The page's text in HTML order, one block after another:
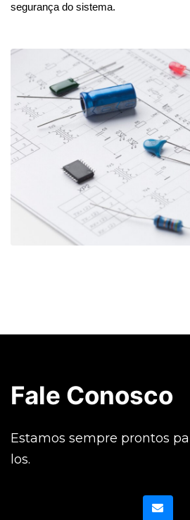
segurança do sistema.
Fale Conosco
Estamos sempre prontos
los.